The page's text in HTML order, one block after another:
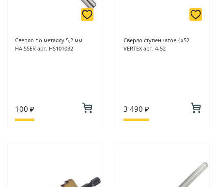
Сверло по металлу 5,2 мм
HAISSER арт. HS101032
100 ₽
Сверло ступенчатое 4х52
VERTEX арт. 4-52
3 490 ₽